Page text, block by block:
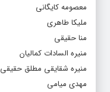
معصومه کایگانی
ملیکا طاهری
منا حقیقی
منیره السادات کمالیان
منیره شقایقی مطلق حقیقی
مهدی میامی